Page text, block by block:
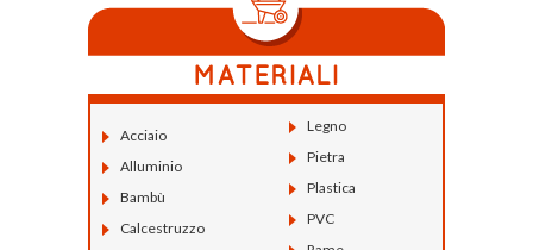
Acciaio
Alluminio
Bambù
Calcestruzzo
Legno
Pietra
Plastica
PVC